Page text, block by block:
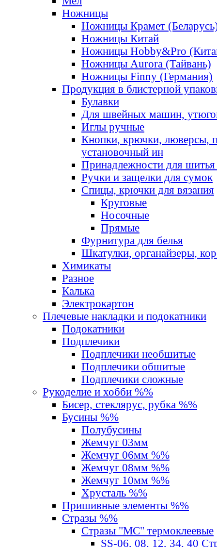
Ножницы
Ножницы Крамет
Ножницы Китай
Ножницы Hobby&Pro
Ножницы Aurora (Тайвань)
Ножницы Finny (Германия)
Продукция в блистерной
Булавки
Для швейных машин,
Иглы ручные
Кнопки, крючки, люверсы,
установочный ин
Принадлежности для шитья
Ручки и защелки для сумок
Спицы, крючки для вязания
Круговые
Носочные
Прямые
Фурнитура для белья
Шкатулки, органайзеры,
Химикаты
Разное
Калька
Электрокартон
Плечевые накладки и подокатники
Подокатники
Подплечики
Подплечики необшитые
Подплечики обшитые
Подплечики сложные
Рукоделие и хобби %%
Бисер, стеклярус, рубка %%
Бусины %%
Полубусины
Жемчуг 03мм
Жемчуг 06мм %%
Жемчуг 08мм %%
Жемчуг 10мм %%
Хрусталь %%
Пришивные элементы %%
Стразы %%
Стразы "MС" термоклеевые
SS-06, 08, 12, 34, 40